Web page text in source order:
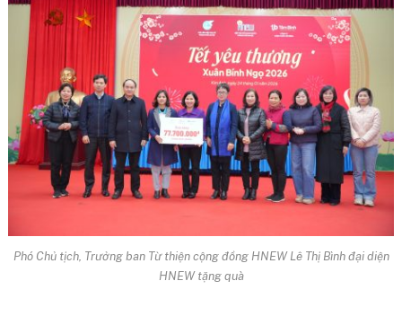
Phó Chủ tịch, Trưởng ban Từ thiện cộng đồng HNEW Lê Thị Bình đại diện
HNEW tặng quà